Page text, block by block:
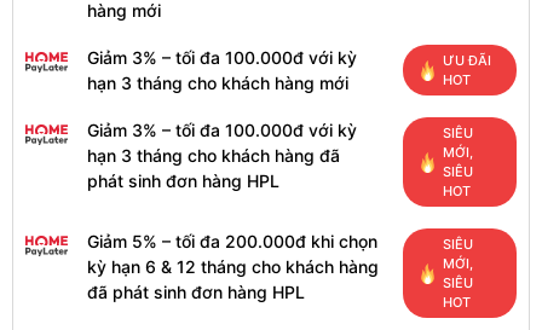
hàng mới
Giảm 3% – tối đa 100.000đ với kỳ
hạn 3 tháng cho khách hàng mới
ƯU ĐÃI
HOT
Giảm 3% – tối đa 100.000đ với kỳ
hạn 3 tháng cho khách hàng đã
phát sinh đơn hàng HPL
SIÊU
MỚI,
SIÊU
HOT
Giảm 5% – tối đa 200.000đ khi chọn
kỳ hạn 6 & 12 tháng cho khách hàng
đã phát sinh đơn hàng HPL
SIÊU
MỚI,
SIÊU
HOT
Drum máy in Brother DR 2385
220.000đ